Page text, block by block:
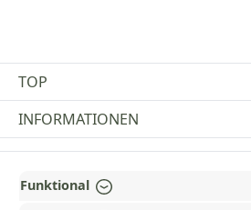
TOP
INFORMATIONEN
GESETZLICHE INFORMATIONEN
ZAHLUNGS- UND VERSANDARTEN
Funktional